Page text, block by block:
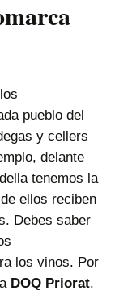
pueblo del
y cellers
delante
tenemos la
ellos reciben
Debes saber
los vinos. Por
DOQ Priorat.